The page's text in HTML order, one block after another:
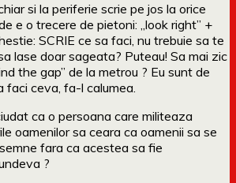
si la periferie scrie pe jos la orice
e o trecere de pietoni: „look right” +
SCRIE ce sa faci, nu trebuie sa te
lase doar sageata? Puteau! Sa mai zic
the gap” de la metrou ? Eu sunt de
faci ceva, fa-l calumea.
ca o persoana care militeaza
oamenilor sa ceara ca oamenii sa se
fara ca acestea sa fie
?